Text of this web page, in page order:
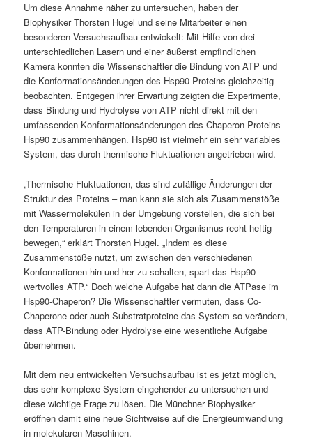
Um diese Annahme näher zu untersuchen, haben der
Biophysiker Thorsten Hugel und seine Mitarbeiter einen
besonderen Versuchsaufbau entwickelt: Mit Hilfe von drei
unterschiedlichen Lasern und einer äußerst empfindlichen
Kamera konnten die Wissenschaftler die Bindung von ATP und
die Konformationsänderungen des Hsp90-Proteins gleichzeitig
beobachten. Entgegen ihrer Erwartung zeigten die Experimente,
dass Bindung und Hydrolyse von ATP nicht direkt mit den
umfassenden Konformationsänderungen des Chaperon-Proteins
Hsp90 zusammenhängen. Hsp90 ist vielmehr ein sehr variables
System, das durch thermische Fluktuationen angetrieben wird.
„Thermische Fluktuationen, das sind zufällige Änderungen der
Struktur des Proteins – man kann sie sich als Zusammenstöße
mit Wassermolekülen in der Umgebung vorstellen, die sich bei
den Temperaturen in einem lebenden Organismus recht heftig
bewegen,“ erklärt Thorsten Hugel. „Indem es diese
Zusammenstöße nutzt, um zwischen den verschiedenen
Konformationen hin und her zu schalten, spart das Hsp90
wertvolles ATP.“ Doch welche Aufgabe hat dann die ATPase im
Hsp90-Chaperon? Die Wissenschaftler vermuten, dass Co-
Chaperone oder auch Substratproteine das System so verändern,
dass ATP-Bindung oder Hydrolyse eine wesentliche Aufgabe
übernehmen.
Mit dem neu entwickelten Versuchsaufbau ist es jetzt möglich,
das sehr komplexe System eingehender zu untersuchen und
diese wichtige Frage zu lösen. Die Münchner Biophysiker
eröffnen damit eine neue Sichtweise auf die Energieumwandlung
in molekularen Maschinen.